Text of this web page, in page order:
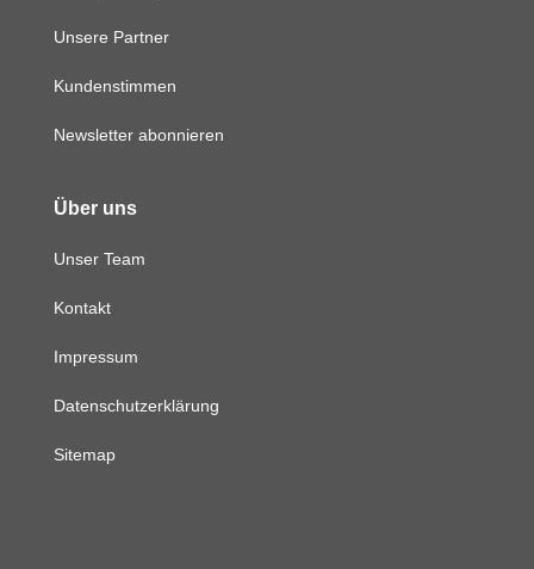
Unsere Partner
Kundenstimmen
Newsletter abonnieren
Über uns
Unser Team
Kontakt
Impressum
Datenschutzerklärung
Sitemap